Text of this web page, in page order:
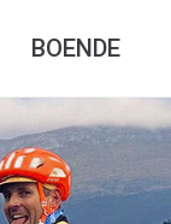
BOENDE